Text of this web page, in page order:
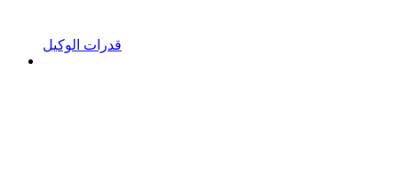
قدرات الوكيل